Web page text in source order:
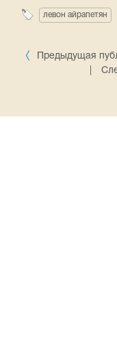
левон айрапетян
Предыдущая